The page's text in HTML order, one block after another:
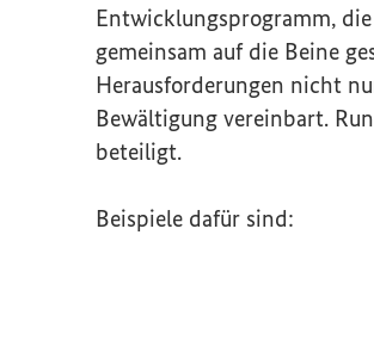
Entwicklungsprogramm,
gemeinsam auf die Beine
Herausforderungen nicht
Bewältigung vereinbart.
beteiligt.
Beispiele dafür sind: